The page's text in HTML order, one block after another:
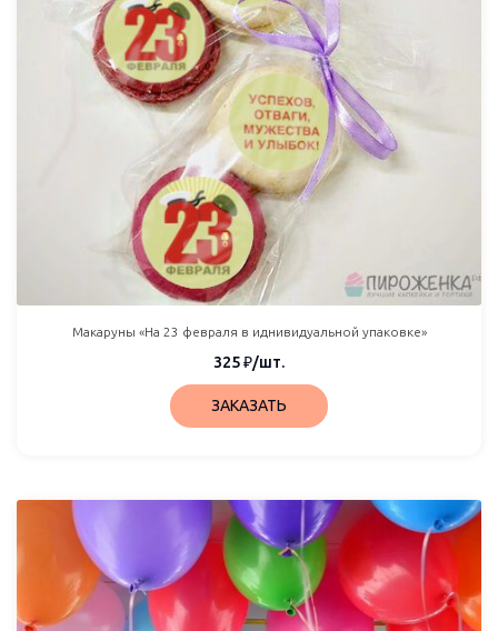
Макаруны «На 23 февраля в иднивидуальной упаковке»
325₽/шт.
ЗАКАЗАТЬ